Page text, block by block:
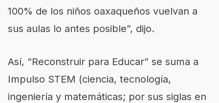
100% de los niños oaxaqueños vuelvan a
sus aulas lo antes posible”, dijo.
Así, “Reconstruir para Educar” se suma a
Impulso STEM (ciencia, tecnología,
ingeniería y matemáticas; por sus siglas en